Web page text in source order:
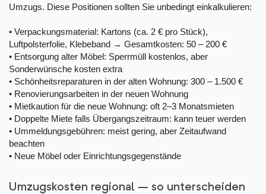
Umzugs. Diese Positionen sollten Sie unbedingt einkalkulieren:
• Verpackungsmaterial: Kartons (ca. 2 € pro Stück),
Luftpolsterfolie, Klebeband → Gesamtkosten: 50 – 200 €
• Entsorgung alter Möbel: Sperrmüll kostenlos, aber
Sonderwünsche kosten extra
• Schönheitsreparaturen in der alten Wohnung: 300 – 1.500 €
• Renovierungsarbeiten in der neuen Wohnung
• Mietkaution für die neue Wohnung: oft 2–3 Monatsmieten
• Doppelte Miete falls Übergangszeitraum: kann teuer werden
• Ummeldungsgebühren: meist gering, aber Zeitaufwand
beachten
• Neue Möbel oder Einrichtungsgegenstände
Umzugskosten regional – so unterscheiden